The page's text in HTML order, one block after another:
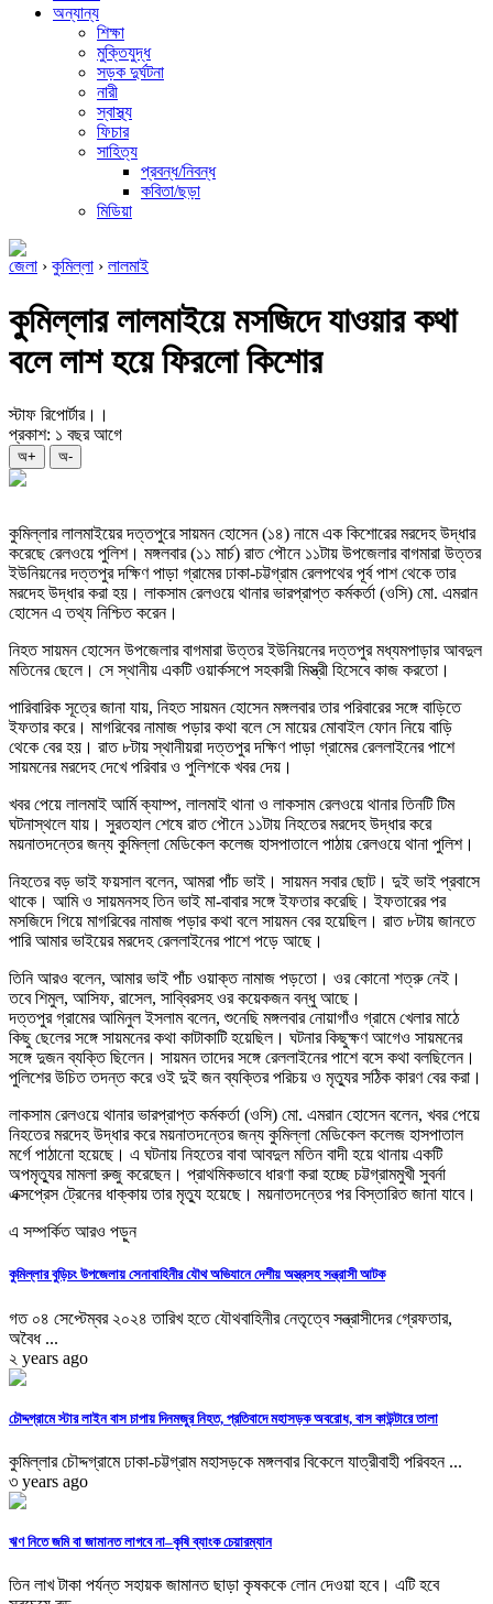
অন্যান্য
শিক্ষা
মুক্তিযুদ্ধ
সড়ক দুর্ঘটনা
নারী
স্বাস্থ্য
ফিচার
সাহিত্য
প্রবন্ধ/নিবন্ধ
কবিতা/ছড়া
মিডিয়া
জেলা › কুমিল্লা › লালমাই
কুমিল্লার লালমাইয়ে মসজিদে যাওয়ার কথা
বলে লাশ হয়ে ফিরলো কিশোর
স্টাফ রিপোর্টার।।
প্রকাশ: ১ বছর আগে
অ+ অ-
কুমিল্লার লালমাইয়ের দত্তপুরে সায়মন হোসেন (১৪) নামে এক কিশোরের মরদেহ উদ্ধার
করেছে রেলওয়ে পুলিশ। মঙ্গলবার (১১ মার্চ) রাত পৌনে ১১টায় উপজেলার বাগমারা উত্তর
ইউনিয়নের দত্তপুর দক্ষিণ পাড়া গ্রামের ঢাকা-চট্টগ্রাম রেলপথের পূর্ব পাশ থেকে তার
মরদেহ উদ্ধার করা হয়। লাকসাম রেলওয়ে থানার ভারপ্রাপ্ত কর্মকর্তা (ওসি) মো. এমরান
হোসেন এ তথ্য নিশ্চিত করেন।
নিহত সায়মন হোসেন উপজেলার বাগমারা উত্তর ইউনিয়নের দত্তপুর মধ্যমপাড়ার আবদুল
মতিনের ছেলে। সে স্থানীয় একটি ওয়ার্কসপে সহকারী মিস্ত্রী হিসেবে কাজ করতো।
পারিবারিক সূত্রে জানা যায়, নিহত সায়মন হোসেন মঙ্গলবার তার পরিবারের সঙ্গে বাড়িতে
ইফতার করে। মাগরিবের নামাজ পড়ার কথা বলে সে মায়ের মোবাইল ফোন নিয়ে বাড়ি
থেকে বের হয়। রাত ৮টায় স্থানীয়রা দত্তপুর দক্ষিণ পাড়া গ্রামের রেললাইনের পাশে
সায়মনের মরদেহ দেখে পরিবার ও পুলিশকে খবর দেয়।
খবর পেয়ে লালমাই আর্মি ক্যাম্প, লালমাই থানা ও লাকসাম রেলওয়ে থানার তিনটি টিম
ঘটনাস্থলে যায়। সুরতহাল শেষে রাত পৌনে ১১টায় নিহতের মরদেহ উদ্ধার করে
ময়নাতদন্তের জন্য কুমিল্লা মেডিকেল কলেজ হাসপাতালে পাঠায় রেলওয়ে থানা পুলিশ।
নিহতের বড় ভাই ফয়সাল বলেন, আমরা পাঁচ ভাই। সায়মন সবার ছোট। দুই ভাই প্রবাসে
থাকে। আমি ও সায়মনসহ তিন ভাই মা-বাবার সঙ্গে ইফতার করেছি। ইফতারের পর
মসজিদে গিয়ে মাগরিবের নামাজ পড়ার কথা বলে সায়মন বের হয়েছিল। রাত ৮টায় জানতে
পারি আমার ভাইয়ের মরদেহ রেললাইনের পাশে পড়ে আছে।
তিনি আরও বলেন, আমার ভাই পাঁচ ওয়াক্ত নামাজ পড়তো। ওর কোনো শত্রু নেই।
তবে শিমুল, আসিফ, রাসেল, সাব্বিরসহ ওর কয়েকজন বন্ধু আছে।
দত্তপুর গ্রামের আমিনুল ইসলাম বলেন, শুনেছি মঙ্গলবার নোয়াগাঁও গ্রামে খেলার মাঠে
কিছু ছেলের সঙ্গে সায়মনের কথা কাটাকাটি হয়েছিল। ঘটনার কিছুক্ষণ আগেও সায়মনের
সঙ্গে দুজন ব্যক্তি ছিলেন। সায়মন তাদের সঙ্গে রেললাইনের পাশে বসে কথা বলছিলেন।
পুলিশের উচিত তদন্ত করে ওই দুই জন ব্যক্তির পরিচয় ও মৃত্যুর সঠিক কারণ বের করা।
লাকসাম রেলওয়ে থানার ভারপ্রাপ্ত কর্মকর্তা (ওসি) মো. এমরান হোসেন বলেন, খবর পেয়ে
নিহতের মরদেহ উদ্ধার করে ময়নাতদন্তের জন্য কুমিল্লা মেডিকেল কলেজ হাসপাতাল
মর্গে পাঠানো হয়েছে। এ ঘটনায় নিহতের বাবা আবদুল মতিন বাদী হয়ে থানায় একটি
অপমৃত্যুর মামলা রুজু করেছেন। প্রাথমিকভাবে ধারণা করা হচ্ছে চট্টগ্রামমুখী সুবর্না
এক্সপ্রেস ট্রেনের ধাক্কায় তার মৃত্যু হয়েছে। ময়নাতদন্তের পর বিস্তারিত জানা যাবে।
এ সম্পর্কিত আরও পড়ুন
কুমিল্লার বুড়িচং উপজেলায় সেনাবাহিনীর যৌথ অভিযানে দেশীয় অস্ত্রসহ সন্ত্রাসী আটক
গত ০৪ সেপ্টেম্বর ২০২৪ তারিখ হতে যৌথবাহিনীর নেতৃত্বে সন্ত্রাসীদের গ্রেফতার,
অবৈধ ...
২ years ago
চৌদ্দগ্রামে স্টার লাইন বাস চাপায় দিনমজুর নিহত, প্রতিবাদে মহাসড়ক অবরোধ, বাস কাউন্টারে তালা
কুমিল্লার চৌদ্দগ্রামে ঢাকা-চট্টগ্রাম মহাসড়কে মঙ্গলবার বিকেলে যাত্রীবাহী পরিবহন ...
৩ years ago
ঋণ নিতে জমি বা জামানত লাগবে না–কৃষি ব্যাংক চেয়ারম্যান
তিন লাখ টাকা পর্যন্ত সহায়ক জামানত ছাড়া কৃষককে লোন দেওয়া হবে। এটি হবে